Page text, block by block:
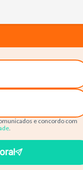
e concordo com
.